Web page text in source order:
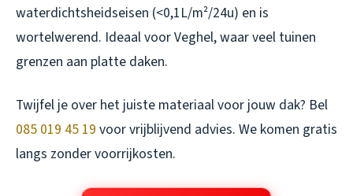
waterdichtsheidseisen (<0,1L/m²/24u) en is
wortelwerend. Ideaal voor Veghel, waar veel tuinen
grenzen aan platte daken.
Twijfel je over het juiste materiaal voor jouw dak? Bel
085 019 45 19 voor vrijblijvend advies. We komen gratis
langs zonder voorrijkosten.